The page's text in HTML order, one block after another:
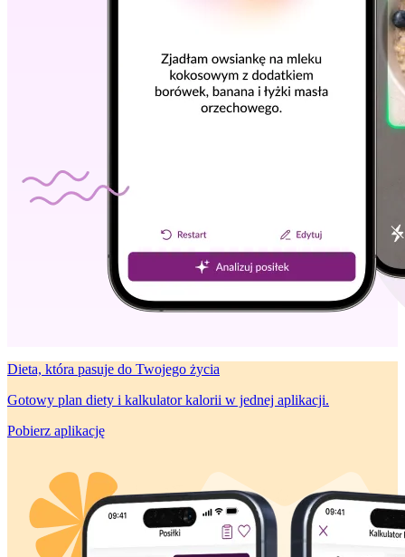
Dieta, która pasuje do Twojego życia
Gotowy plan diety i kalkulator kalorii w jednej aplikacji.
Pobierz aplikację